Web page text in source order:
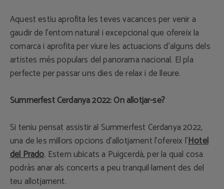
Aquest estiu aprofita les teves vacances per venir a
gaudir de l'entorn natural i excepcional que ofereix la
comarca i aprofita per viure les actuacions d’alguns dels
artistes més populars del panorama nacional. El pla
perfecte per passar uns dies de relax i de lleure.
Summerfest Cerdanya 2022: On allotjar-se?
Si teniu pensat assistir al Summerfest Cerdanya 2022,
una de les millors opcions d'allotjament l'ofereix l'Hotel
del Prado. Estem ubicats a Puigcerdà, per la qual cosa
podràs anar als concerts a peu tranquil·lament des del
teu allotjament.